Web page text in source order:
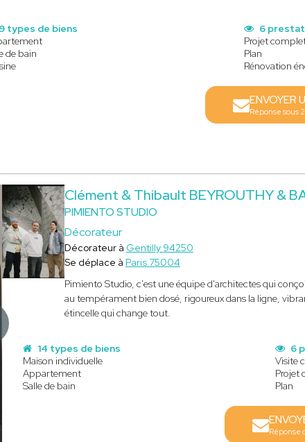
9 types de biens
de bain
6
Projet
Plan
Rénovation
ENVOYER
Réponse sous
Clément & Thibault BEYROUTHY &
PIMIENTO STUDIO
Décorateur
Décorateur à Gentilly 94250
Se déplace à Paris 75004
Pimiento Studio, c'est une équipe d'architectes qui
au tempérament bien dosé, rigoureux dans la ligne,
étincelle qui change tout.
14 types de biens
Maison individuelle
Appartement
Salle de bain
6
Visite
Projet
Plan
Réponse